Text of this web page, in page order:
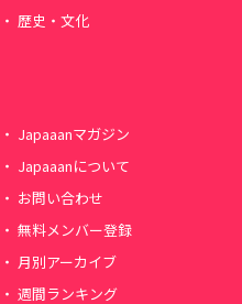
歴史・文化
Japaaanマガジン
Japaaanについて
お問い合わせ
無料メンバー登録
月別アーカイブ
週間ランキング